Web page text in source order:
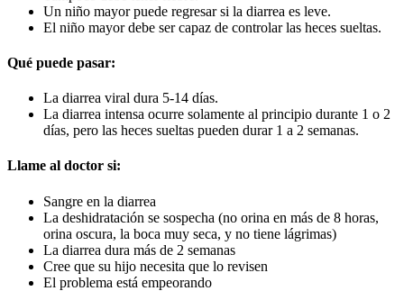
Un niño mayor puede regresar si la diarrea es leve.
El niño mayor debe ser capaz de controlar las heces sueltas.
Qué puede pasar:
La diarrea viral dura 5-14 días.
La diarrea intensa ocurre solamente al principio durante 1 o 2
días, pero las heces sueltas pueden durar 1 a 2 semanas.
Llame al doctor si:
Sangre en la diarrea
La deshidratación se sospecha (no orina en más de 8 horas,
orina oscura, la boca muy seca, y no tiene lágrimas)
La diarrea dura más de 2 semanas
Cree que su hijo necesita que lo revisen
El problema está empeorando